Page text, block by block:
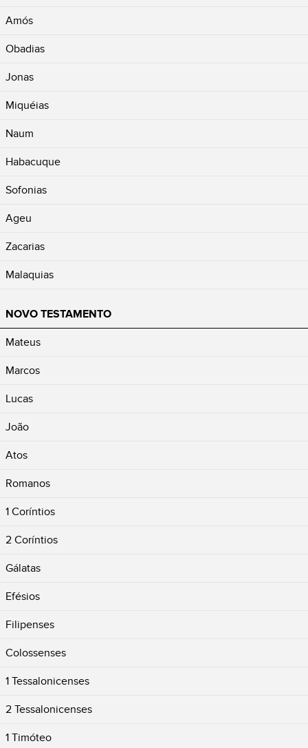
Amós
Obadias
Jonas
Miquéias
Naum
Habacuque
Sofonias
Ageu
Zacarias
Malaquias
NOVO TESTAMENTO
Mateus
Marcos
Lucas
João
Atos
Romanos
1 Coríntios
2 Coríntios
Gálatas
Efésios
Filipenses
Colossenses
1 Tessalonicenses
2 Tessalonicenses
1 Timóteo